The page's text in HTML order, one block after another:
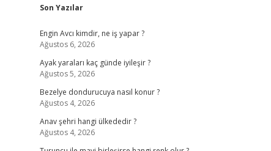
Sidebar
Son Yazılar
Engin Avcı kimdir, ne iş yapar ?
Ağustos 6, 2026
Ayak yaraları kaç günde iyileşir ?
Ağustos 5, 2026
Bezelye dondurucuya nasıl konur ?
Ağustos 4, 2026
Anav şehri hangi ülkededir ?
Ağustos 4, 2026